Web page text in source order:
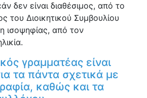
δεν είναι διαθέσιμος, από το
του Διοικητικού Συμβουλίου
ισοψηφίας, από τον
γραμματέας είναι
τα πάντα σχετικά με
καθώς και τα